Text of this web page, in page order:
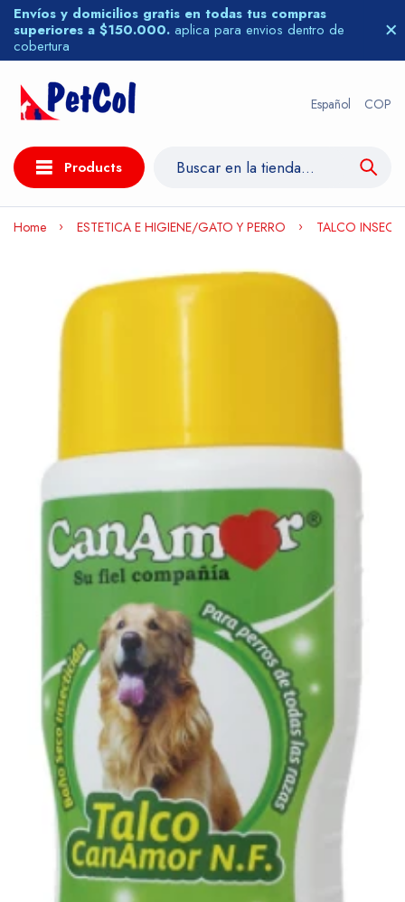
Envíos y domicilios gratis en todas tus compras
superiores a $150.000. aplica para envios dentro de
cobertura
Español COP
Products
Home ESTETICA E HIGIENE/GATO Y PERRO TALCO